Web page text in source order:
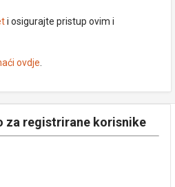
i osigurajte pristup ovim i
ovdje
za registrirane korisnike